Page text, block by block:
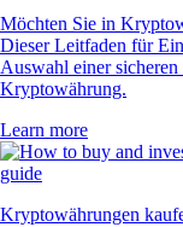
Möchten Sie in
Dieser Leitfaden für
Auswahl einer
Kryptowährung.
Learn more
Kryptowährungen